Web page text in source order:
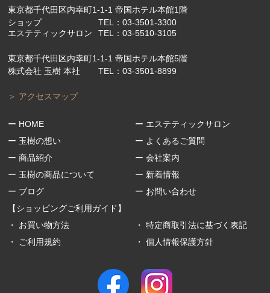
東京都千代田区内幸町1-1-1 帝国ホテル本館1階
ショップ
TEL：03-3501-3300
エステティックサロン
TEL：03-5510-3105
東京都千代田区内幸町1-1-1 帝国ホテル本館5階
株式会社 玉樹 本社
TEL：03-3501-8899
＞ アクセスマップ
ー HOME
ー 玉樹の想い
ー 商品紹介
ー 玉樹の商品について
ー ブログ
ー エステティックサロン
ー よくあるご質問
ー 会社案内
ー 新着情報
ー お問い合わせ
【ショッピングご利用ガイド】
・ お買い物方法
・ ご利用規約
・ 特定商取引法に基づく表記
・ 個人情報保護方針